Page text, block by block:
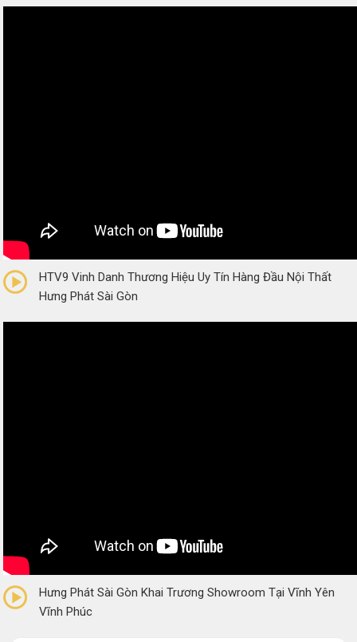
(0 Reviews)
HTV9 Vinh Danh Thương Hiệu Uy Tín Hàng Đầu Nội Thất
Hưng Phát Sài Gòn
(0 Reviews)
Hưng Phát Sài Gòn Khai Trương Showroom Tại Vĩnh Yên
Vĩnh Phúc